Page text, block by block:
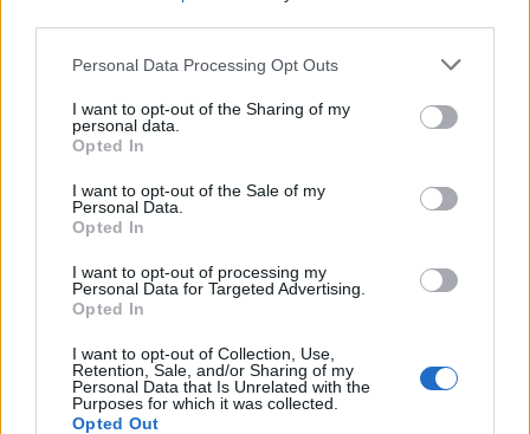
Personal Data Processing Opt Outs
I want to opt-out of the Sharing of my
personal data.
Opted In
I want to opt-out of the Sale of my
Personal Data.
Opted In
I want to opt-out of processing my
Personal Data for Targeted Advertising.
Opted In
I want to opt-out of Collection, Use,
Retention, Sale, and/or Sharing of my
Personal Data that Is Unrelated with the
Purposes for which it was collected.
Opted Out
In evidenza